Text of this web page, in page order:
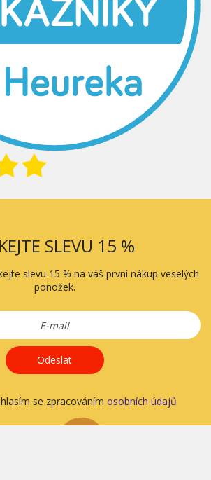
SLEVU 15 %
slevu 15 % na váš první nákup veselých
ponožek.
Odeslat
se zpracováním osobních údajů